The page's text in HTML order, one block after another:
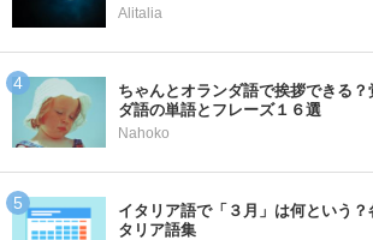
Alitalia
ちゃんとオランダ語で挨拶できる
ダ語の単語とフレーズ１６選
Nahoko
イタリア語で「３月」は何という
タリア語集